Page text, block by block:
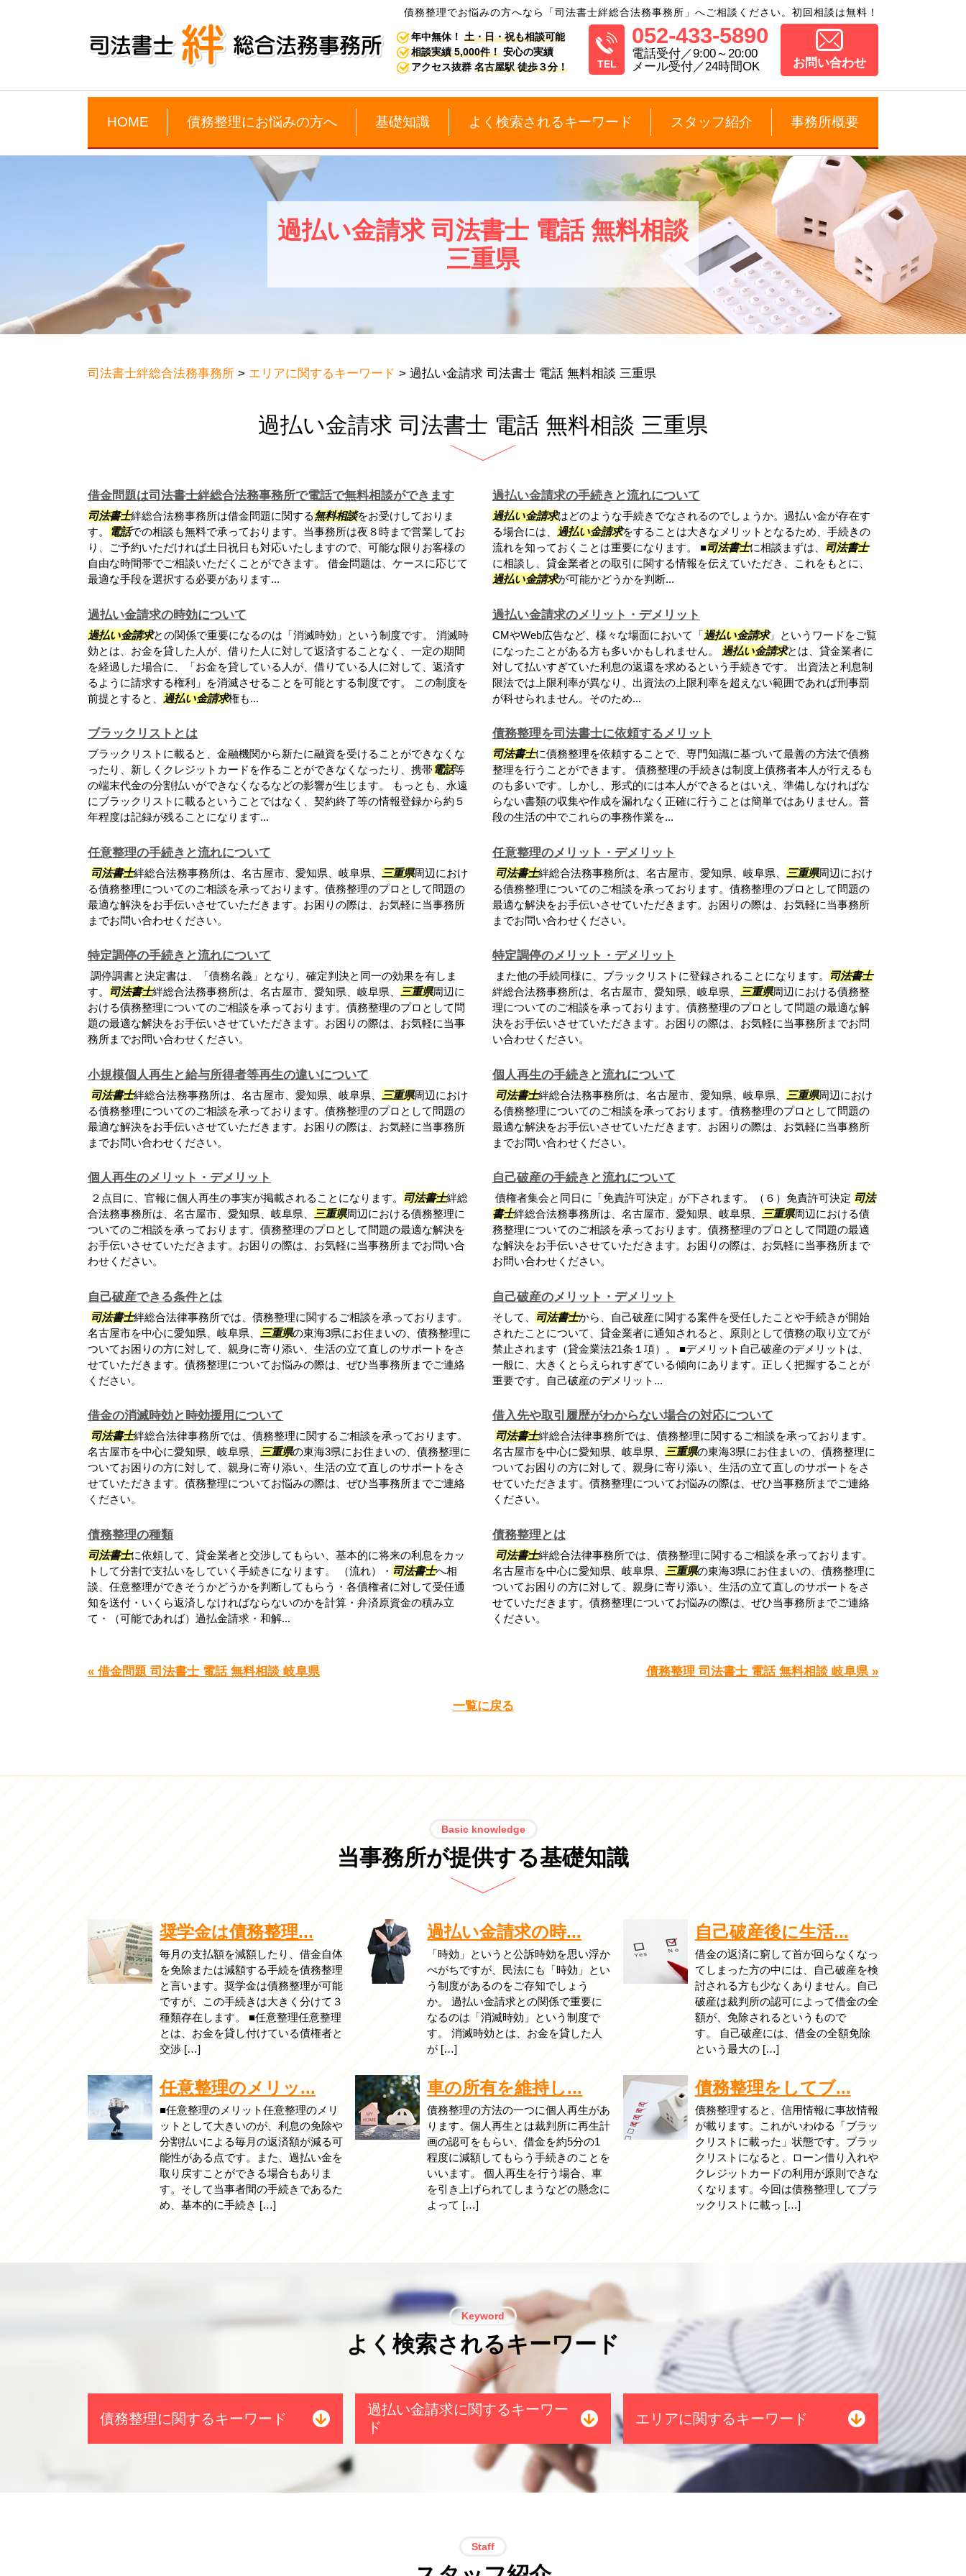
過払い金請求 司法書士 電話 無料相談
三重県
債務整理でお悩みの方へなら「司法書士絆総合法務事務所」へご相談ください。初回相談は無料！
年中無休！土・日・祝も相談可能
相談実績 5,000件！ 安心の実績
アクセス抜群名古屋駅 徒歩３分！
052-433-5890
電話受付／9:00～20:00
メール受付／24時間OK
お問い合わせ
HOME 債務整理にお悩みの方へ 基礎知識 よく検索されるキーワード スタッフ紹介 事務所概要
司法書士絆総合法務事務所 > エリアに関するキーワード > 過払い金請求 司法書士 電話 無料相談 三重県
過払い金請求 司法書士 電話 無料相談 三重県
借金問題は司法書士絆総合法務事務所で電話で無料相談ができます
司法書士絆総合法務事務所は借金問題に関する無料相談をお受けしておりま
す。
電話での相談も無料で承っております。当事務所は夜８時まで営業してお
り、ご予約いただければ土日祝日も対応いたしますので、可能な限りお客様の
自由な時間帯でご相談いただくことができます。 借金問題は、ケースに応じて
最適な手段を選択する必要があります...
過払い金請求の手続きと流れについて
過払い金請求はどのような手続きでなされるのでしょうか。過払い金が存在す
る場合には、
過払い金請求をすることは大きなメリットとなるため、手続きの
流れを知っておくことは重要になります。 ■司法書士に相談まずは、
司法書士
に相談し、貸金業者との取引に関する情報を伝えていただき、これをもとに、
過払い金請求が可能かどうかを判断...
過払い金請求の時効について
過払い金請求との関係で重要になるのは「消滅時効」という制度です。 消滅時
効とは、お金を貸した人が、借りた人に対して返済することなく、一定の期間
を経過した場合に、「お金を貸している人が、借りている人に対して、返済す
るように請求する権利」を消滅させることを可能とする制度です。 この制度を
前提とすると、
過払い金請求権も...
過払い金請求のメリット・デメリット
CMやWeb広告など、様々な場面において「過払い金請求」というワードをご覧
になったことがある方も多いかもしれません。
過払い金請求とは、貸金業者に
対して払いすぎていた利息の返還を求めるという手続きです。 出資法と利息制
限法では上限利率が異なり、出資法の上限利率を超えない範囲であれば刑事罰
が科せられません。そのため...
ブラックリストとは
ブラックリストに載ると、金融機関から新たに融資を受けることができなくな
ったり、新しくクレジットカードを作ることができなくなったり、携帯電話等
の端末代金の分割払いができなくなるなどの影響が生じます。 もっとも、永遠
にブラックリストに載るということではなく、契約終了等の情報登録から約５
年程度は記録が残ることになります...
債務整理を司法書士に依頼するメリット
司法書士に債務整理を依頼することで、専門知識に基づいて最善の方法で債務
整理を行うことができます。 債務整理の手続きは制度上債務者本人が行えるも
のも多いです。しかし、形式的には本人ができるとはいえ、準備しなければな
らない書類の収集や作成を漏れなく正確に行うことは簡単ではありません。普
段の生活の中でこれらの事務作業を...
任意整理の手続きと流れについて
司法書士絆総合法務事務所は、名古屋市、愛知県、岐阜県、 三重県周辺におけ
る債務整理についてのご相談を承っております。債務整理のプロとして問題の
最適な解決をお手伝いさせていただきます。お困りの際は、お気軽に当事務所
までお問い合わせください。
任意整理のメリット・デメリット
司法書士絆総合法務事務所は、名古屋市、愛知県、岐阜県、 三重県周辺におけ
る債務整理についてのご相談を承っております。債務整理のプロとして問題の
最適な解決をお手伝いさせていただきます。お困りの際は、お気軽に当事務所
までお問い合わせください。
特定調停の手続きと流れについて
調停調書と決定書は、「債務名義」となり、確定判決と同一の効果を有しま
す。
司法書士絆総合法務事務所は、名古屋市、愛知県、岐阜県、 三重県周辺に
おける債務整理についてのご相談を承っております。債務整理のプロとして問
題の最適な解決をお手伝いさせていただきます。お困りの際は、お気軽に当事
務所までお問い合わせください。
特定調停のメリット・デメリット
また他の手続同様に、ブラックリストに登録されることになります。
司法書士
絆総合法務事務所は、名古屋市、愛知県、岐阜県、
三重県周辺における債務整
理についてのご相談を承っております。債務整理のプロとして問題の最適な解
決をお手伝いさせていただきます。お困りの際は、お気軽に当事務所までお問
い合わせください。
小規模個人再生と給与所得者等再生の違いについて
司法書士絆総合法務事務所は、名古屋市、愛知県、岐阜県、 三重県周辺におけ
る債務整理についてのご相談を承っております。債務整理のプロとして問題の
最適な解決をお手伝いさせていただきます。お困りの際は、お気軽に当事務所
までお問い合わせください。
個人再生の手続きと流れについて
司法書士絆総合法務事務所は、名古屋市、愛知県、岐阜県、 三重県周辺におけ
る債務整理についてのご相談を承っております。債務整理のプロとして問題の
最適な解決をお手伝いさせていただきます。お困りの際は、お気軽に当事務所
までお問い合わせください。
個人再生のメリット・デメリット
２点目に、官報に個人再生の事実が掲載されることになります。 司法書士絆総
合法務事務所は、名古屋市、愛知県、岐阜県、
三重県周辺における債務整理に
ついてのご相談を承っております。債務整理のプロとして問題の最適な解決を
お手伝いさせていただきます。お困りの際は、お気軽に当事務所までお問い合
わせください。
自己破産の手続きと流れについて
債権者集会と同日に「免責許可決定」が下されます。（６）免責許可決定 司法
書士絆総合法務事務所は、名古屋市、愛知県、岐阜県、 三重県周辺における債
務整理についてのご相談を承っております。債務整理のプロとして問題の最適
な解決をお手伝いさせていただきます。お困りの際は、お気軽に当事務所まで
お問い合わせください。
自己破産できる条件とは
司法書士絆総合法律事務所では、債務整理に関するご相談を承っております。
名古屋市を中心に愛知県、岐阜県、
三重県の東海3県にお住まいの、債務整理に
ついてお困りの方に対して、親身に寄り添い、生活の立て直しのサポートをさ
せていただきます。債務整理についてお悩みの際は、ぜひ当事務所までご連絡
ください。
自己破産のメリット・デメリット
そして、 司法書士から、自己破産に関する案件を受任したことや手続きが開始
されたことについて、貸金業者に通知されると、原則として債務の取り立てが
禁止されます（貸金業法21条１項）。 ■デメリット自己破産のデメリットは、
一般に、大きくとらえられすぎている傾向にあります。正しく把握することが
重要です。自己破産のデメリット...
借金の消滅時効と時効援用について
司法書士絆総合法律事務所では、債務整理に関するご相談を承っております。
名古屋市を中心に愛知県、岐阜県、
三重県の東海3県にお住まいの、債務整理に
ついてお困りの方に対して、親身に寄り添い、生活の立て直しのサポートをさ
せていただきます。債務整理についてお悩みの際は、ぜひ当事務所までご連絡
ください。
借入先や取引履歴がわからない場合の対応について
司法書士絆総合法律事務所では、債務整理に関するご相談を承っております。
名古屋市を中心に愛知県、岐阜県、
三重県の東海3県にお住まいの、債務整理に
ついてお困りの方に対して、親身に寄り添い、生活の立て直しのサポートをさ
せていただきます。債務整理についてお悩みの際は、ぜひ当事務所までご連絡
ください。
債務整理の種類
司法書士に依頼して、貸金業者と交渉してもらい、基本的に将来の利息をカッ
トして分割で支払いをしていく手続きになります。 （流れ）・ 司法書士へ相
談、任意整理ができそうかどうかを判断してもらう・各債権者に対して受任通
知を送付・いくら返済しなければならないのかを計算・弁済原資金の積み立
て・（可能であれば）過払金請求・和解...
債務整理とは
司法書士絆総合法律事務所では、債務整理に関するご相談を承っております。
名古屋市を中心に愛知県、岐阜県、
三重県の東海3県にお住まいの、債務整理に
ついてお困りの方に対して、親身に寄り添い、生活の立て直しのサポートをさ
せていただきます。債務整理についてお悩みの際は、ぜひ当事務所までご連絡
ください。
« 借金問題 司法書士 電話 無料相談 岐阜県 債務整理 司法書士 電話 無料相談 岐阜県 »
一覧に戻る
Basic knowledge
当事務所が提供する基礎知識
奨学金は債務整理...
毎月の支払額を減額したり、借金自体
を免除または減額する手続を債務整理
と言います。奨学金は債務整理が可能
ですが、この手続きは大きく分けて３
種類存在します。 ■任意整理任意整理
とは、お金を貸し付けている債権者と
交渉 […]
過払い金請求の時...
「時効」というと公訴時効を思い浮か
べがちですが、民法にも「時効」とい
う制度があるのをご存知でしょう
か。 過払い金請求との関係で重要に
なるのは「消滅時効」という制度で
す。 消滅時効とは、お金を貸した人
が […]
自己破産後に生活...
借金の返済に窮して首が回らなくなっ
てしまった方の中には、自己破産を検
討される方も少なくありません。自己
破産は裁判所の認可によって借金の全
額が、免除されるというもので
す。 自己破産には、借金の全額免除
という最大の […]
任意整理のメリッ...
■任意整理のメリット任意整理のメリ
ットとして大きいのが、利息の免除や
分割払いによる毎月の返済額が減る可
能性がある点です。また、過払い金を
取り戻すことができる場合もありま
す。そして当事者間の手続きであるた
め、基本的に手続き […]
車の所有を維持し...
債務整理の方法の一つに個人再生があ
ります。個人再生とは裁判所に再生計
画の認可をもらい、借金を約5分の1
程度に減額してもらう手続きのことを
いいます。 個人再生を行う場合、車
を引き上げられてしまうなどの懸念に
よって […]
債務整理をしてブ...
債務整理すると、信用情報に事故情報
が載ります。これがいわゆる「ブラッ
クリストに載った」状態です。ブラッ
クリストになると、ローン借り入れや
クレジットカードの利用が原則できな
くなります。今回は債務整理してブラ
ックリストに載っ […]
Keyword
よく検索されるキーワード
債務整理に関するキーワード
過払い金請求に関するキーワー
ド
過払い金 クレジットカード
消費者金融 返済 過払い金
過払い金 分断
過払い金 取り戻し分
エリアに関するキーワード
自己破産 司法書士 電話 無料相
談 岐阜県
Staff